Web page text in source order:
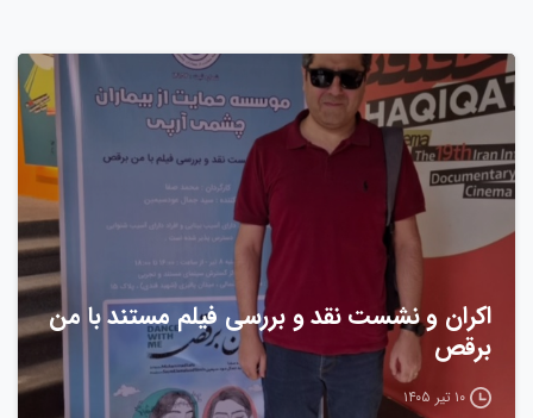
اکران و نشست نقد و بررسی فیلم مستند با من
برقص
۱۰ تیر ۱۴۰۵